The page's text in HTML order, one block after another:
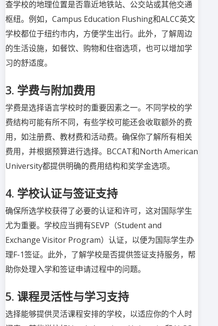
查学校的地理位置是否靠近地铁站、公交站或其他交通
枢纽。例如，Campus Education Flushing和ALCC英文
学校都位于纽约市内，方便学生出行。此外，了解周边
的生活设施，如餐饮、购物和住宿选项，也可以增加学
习的舒适度。
3. 学费与附加费用
学费是选择语言学校时的重要因素之一。不同学校的学
费结构可能有所不同，有些学校可能还会收取额外的费
用，如注册费、教材费和活动费。确保你了解所有相关
费用，并根据预算进行选择。BCCAT和North American
University都提供明确的费用结构和奖学金选项。
4. 学校认证与签证支持
确保所选学校获得了必要的认证和许可，这对国际学生
尤为重要。学校应当拥有SEVP（Student and
Exchange Visitor Program）认证，以便为国际学生办
理F-1签证。此外，了解学校是否提供签证支持服务，帮
助你处理入学和签证申请过程中的问题。
5. 课程灵活性与学习支持
选择能够提供灵活课程安排的学校，以适应你的个人时